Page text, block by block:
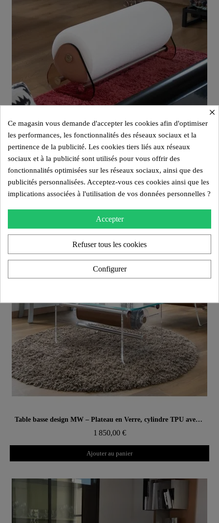
1 400,00 €
Ajouter au panier
Aperçu rapide Table basse design MW – Plateau en Verre, cylindre TPU avec fourreau
1 850,00 €
Ajouter au panier
×
Ce magasin vous demande d'accepter les cookies afin d'optimiser
les performances, les fonctionnalités des réseaux sociaux et la
pertinence de la publicité. Les cookies tiers liés aux réseaux
sociaux et à la publicité sont utilisés pour vous offrir des
fonctionnalités optimisées sur les réseaux sociaux, ainsi que des
publicités personnalisées. Acceptez-vous ces cookies ainsi que les
implications associées à l'utilisation de vos données personnelles ?
Accepter
Refuser tous les cookies
Configurer